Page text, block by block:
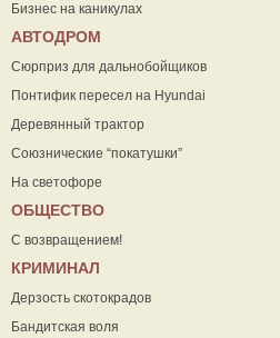
Бизнес на каникулах
АВТОДРОМ
Сюрприз для дальнобойщиков
Понтифик пересел на Hyundai
Деревянный трактор
Союзнические “покатушки”
На светофоре
ОБЩЕСТВО
С возвращением!
КРИМИНАЛ
Дерзость скотокрадов
Бандитская воля